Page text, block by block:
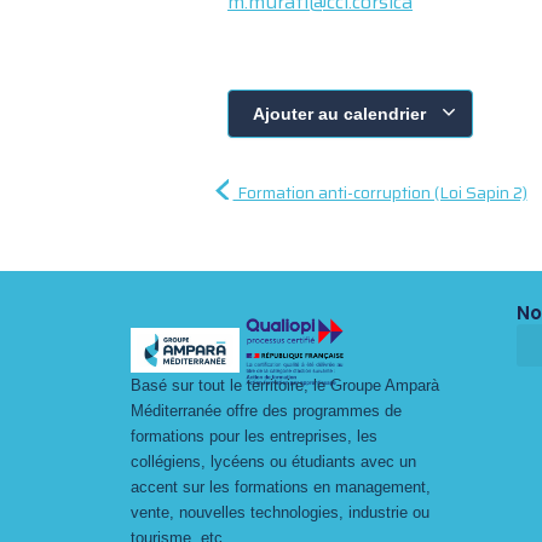
Ajouter au calendrier
Formation anti-corruption (Loi Sapin 2)
Basé sur tout le territoire, le Groupe Amparà
Méditerranée offre des programmes de
formations pour les entreprises, les
collégiens, lycéens ou étudiants avec un
accent sur les formations en management,
vente, nouvelles technologies, industrie ou
tourisme, etc…